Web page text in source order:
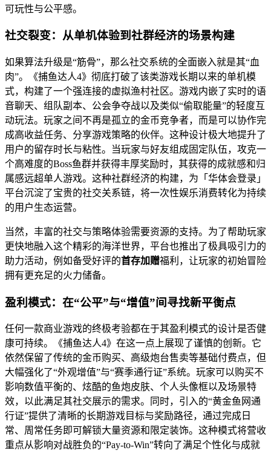
可玩性与公平感。
社交裂变：从单机体验到社群经济的场景构建
如果算法升级是“筋骨”，那么社交系统的全面嵌入就是其“血
肉”。《捕鱼达人4》彻底打破了该类游戏长期以来的单机模
式，构建了一个强连接的虚拟渔村社区。游戏内嵌了实时的语
音聊天、组队副本、公会争夺战以及类似“偷取能量”的轻度互
动玩法。玩家之间不再是孤立的金币竞争者，而是可以协作完
成高收益任务、分享游戏策略的伙伴。这种设计极大地提升了
用户的留存时长与粘性。当玩家与好友组成固定队伍，攻克一
个高难度的Boss鱼群并获得丰厚奖励时，其获得的成就感和归
属感远超单人游戏。这种社群经济的构建，为「华体会登录」
平台沉淀了宝贵的社交关系链，将一次性娱乐消费转化为持续
的用户生态运营。
当然，丰富的社交与策略体验需要资源的支持。为了帮助玩家
更快地融入这个精彩的海洋世界，平台也推出了极具吸引力的
助力活动，例如备受好评的首存加赠福利，让玩家的初始冒险
拥有更充足的火力储备。
盈利模式：在“公平”与“增值”间寻找新平衡点
任何一款商业游戏的终极考验都在于其盈利模式的设计是否健
康可持续。《捕鱼达人4》在这一点上展现了谨慎的创新。它
依然保留了传统的金币购买、高级炮台售卖等基础付费点，但
大幅强化了“外观增值”与“赛季通行证”系统。玩家可以购买不
影响数值平衡的、炫酷的鱼炮皮肤、个人头像框以及场景特
效，以此满足其社交展示的需求。同时，引入的“黄金鱼网通
行证”提供了清晰的长期游戏目标与奖励路径，通过完成日
常、周常任务即可解锁大量资源和限定装饰。这种模式将营收
重点从影响对战胜负的“Pay-to-Win”转向了满足个性化与成就